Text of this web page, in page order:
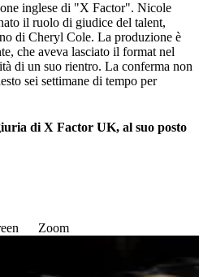
inglese di "X Factor". Nicole
il ruolo di giudice del talent,
di Cheryl Cole. La produzione è
che aveva lasciato il format nel
di un suo rientro. La conferma non
sei settimane di tempo per
di X Factor UK, al suo posto
Zoom